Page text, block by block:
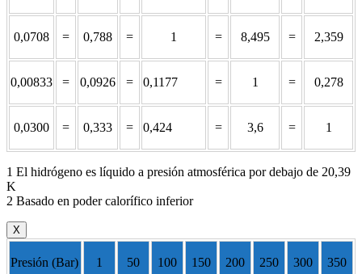
0,0708 = 0,788 = 1 = 8,495 = 2,359
0,00833 = 0,0926 = 0,1177 = 1 = 0,278
0,0300 = 0,333 = 0,424 = 3,6 = 1
1 El hidrógeno es líquido a presión atmosférica por debajo de 20,39
K
2 Basado en poder calorífico inferior
X
Presión (Bar) 1 50 100 150 200 250 300 350